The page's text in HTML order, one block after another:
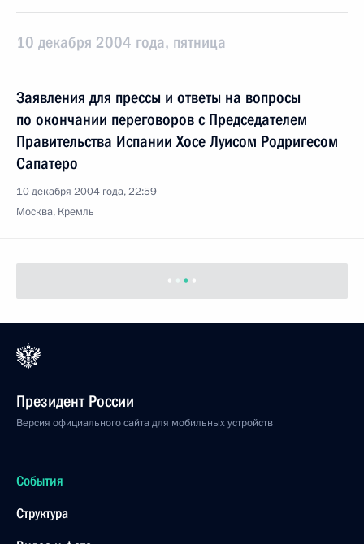
10 декабря 2004 года, пятница
Заявления для прессы и ответы на вопросы
по окончании переговоров с Председателем
Правительства Испании Хосе Луисом Родригесом
Сапатеро
10 декабря 2004 года, 22:59
Москва, Кремль
Президент России
Версия официального сайта для мобильных устройств
События
Структура